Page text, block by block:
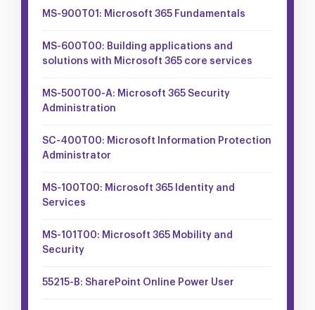
MS-900T01: Microsoft 365 Fundamentals
MS-600T00: Building applications and
solutions with Microsoft 365 core services
MS-500T00-A: Microsoft 365 Security
Administration
SC-400T00: Microsoft Information Protection
Administrator
MS-100T00: Microsoft 365 Identity and
Services
MS-101T00: Microsoft 365 Mobility and
Security
55215-B: SharePoint Online Power User